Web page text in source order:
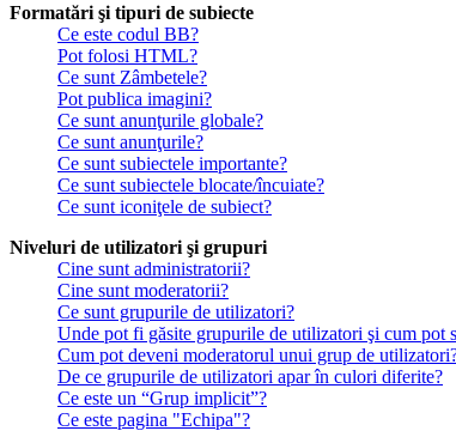
Formatări şi tipuri de subiecte
Ce este codul BB?
Pot folosi HTML?
Ce sunt Zâmbetele?
Pot publica imagini?
Ce sunt anunţurile globale?
Ce sunt anunţurile?
Ce sunt subiectele importante?
Ce sunt subiectele blocate/încuiate?
Ce sunt iconiţele de subiect?
Niveluri de utilizatori şi grupuri
Cine sunt administratorii?
Cine sunt moderatorii?
Ce sunt grupurile de utilizatori?
Unde pot fi găsite grupurile de utilizatori şi cum pot
Cum pot deveni moderatorul unui grup de
De ce grupurile de utilizatori apar în culori diferite?
Ce este un “Grup implicit”?
Ce este pagina "Echipa"?